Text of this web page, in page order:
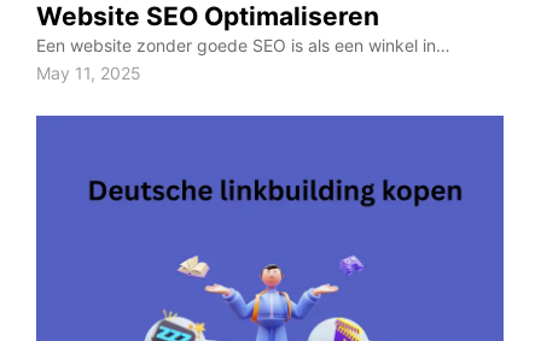
Website SEO Optimaliseren
Een website zonder goede SEO is als een winkel in…
May 11, 2025